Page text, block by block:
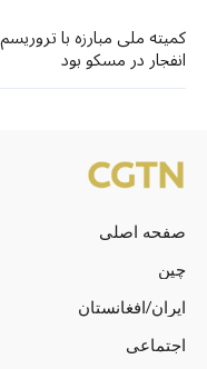
کمیته ملی مبارزه با
انفجار در مسکو بود
صفحه اصلی
چین
ایران/افغانستان
اجتماعی